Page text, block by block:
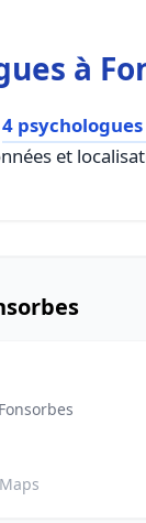
à
4 psychologues
et